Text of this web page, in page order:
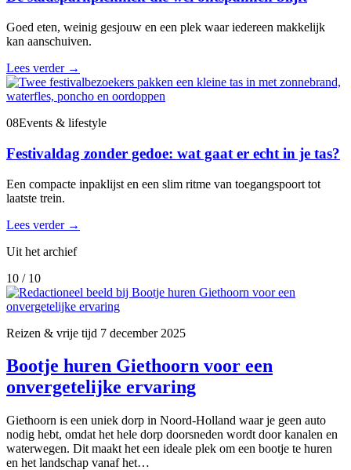
Goed eten, weinig gesjouw en een plek waar iedereen makkelijk
kan aanschuiven.
Lees verder →
08Events & lifestyle
Festivaldag zonder gedoe: wat gaat er echt in je tas?
Een compacte inpaklijst en een slim ritme van toegangspoort tot
laatste trein.
Lees verder →
Uit het archief
10 / 10
Reizen & vrije tijd 7 december 2025
Bootje huren Giethoorn voor een
onvergetelijke ervaring
Giethoorn is een uniek dorp in Noord-Holland waar je geen auto
nodig hebt, omdat het hele dorp doorsneden wordt door kanalen en
waterwegen. Dit maakt het een ideale plek om een bootje te huren
en het landschap vanaf het…